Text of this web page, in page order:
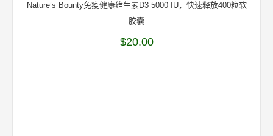
Nature’s Bounty免疫健康维生素D3 5000 IU，快速释放400粒软
胶囊
$20.00